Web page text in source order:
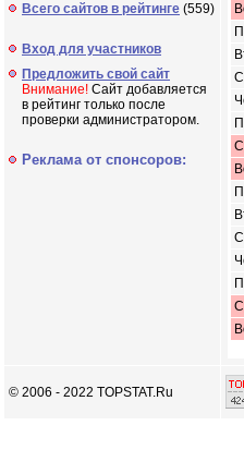
Всего сайтов в рейтинге (559)
Вход для участников
Предложить свой сайт
Внимание! Сайт добавляется
в рейтинг только после
проверки администратором.
Реклама от спонсоров:
© 2006 - 2022 TOPSTAT.Ru